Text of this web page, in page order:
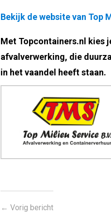
Bekijk de website van Top
Met Topcontainers.nl kies
afvalverwerking, die
in het vaandel heeft staan.
←Vorig bericht